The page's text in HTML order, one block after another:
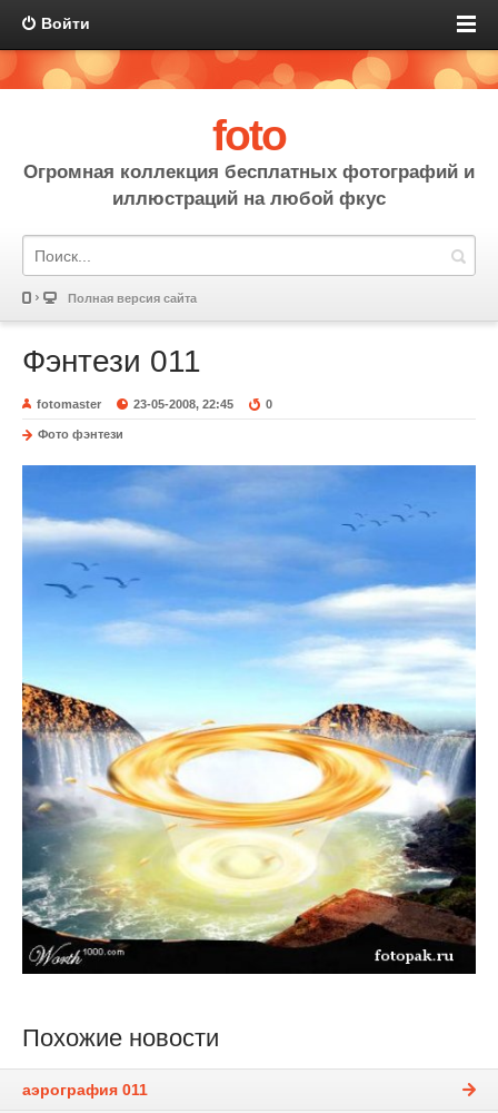
Войти
foto
Огромная коллекция бесплатных фотографий и
иллюстраций на любой фкус
Полная версия сайта
Фэнтези 011
fotomaster 23-05-2008, 22:45 0
Фото фэнтези
Похожие новости
аэрография 011